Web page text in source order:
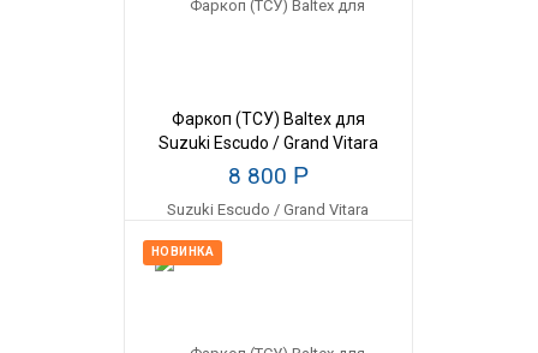
Фаркоп (ТСУ) Baltex для
Suzuki Escudo / Grand Vitara
5дв (2005-2017), масса
8 800 Р
НОВИНКА